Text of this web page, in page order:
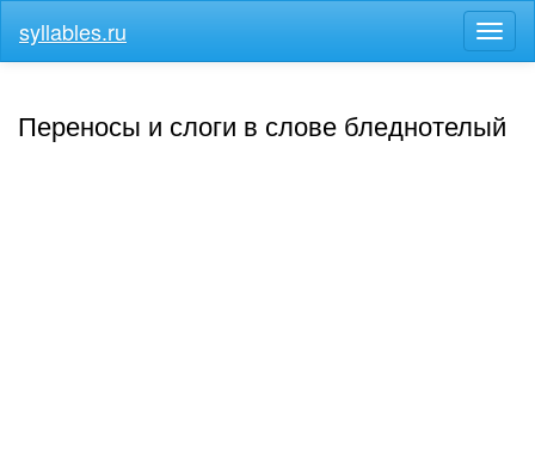
меню
syllables.ru
Переносы и слоги в слове бледнотелый